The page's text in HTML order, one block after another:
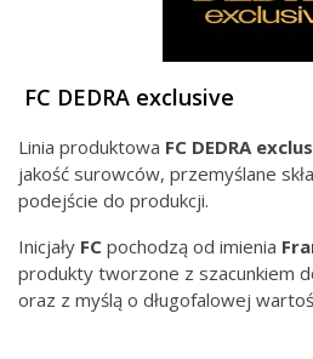
FC DEDRA exclusive
Linia produktowa FC DEDRA
jakość surowców, przemyślane
podejście do produkcji.
Inicjały FC pochodzą od imienia
produkty tworzone z szacunkiem
oraz z myślą o długofalowej